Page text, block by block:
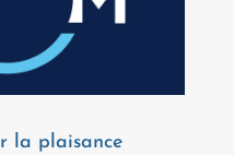
la plaisance